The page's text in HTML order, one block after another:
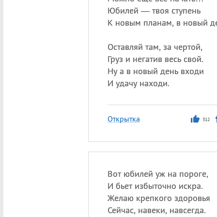
Юбилей — твоя ступень
К новым планам, в новый
Оставляй там, за чертой,
Груз и негатив весь свой.
Ну а в новый день входи
И удачу находи.
Открытка 312
Вот юбилей уж на пороге,
И бьет избыточно искра.
Желаю крепкого здоровья
Сейчас, навеки, навсегда.